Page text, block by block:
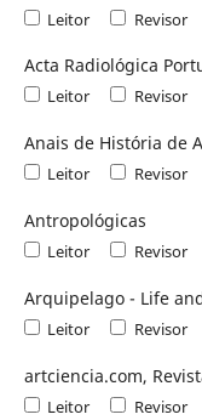
Leitor Revisor
Acta Radiológica
Leitor Revisor
Anais de História de
Leitor Revisor
Antropológicas
Leitor Revisor
Arquipelago - Life
Leitor Revisor
artciencia.com,
Leitor Revisor